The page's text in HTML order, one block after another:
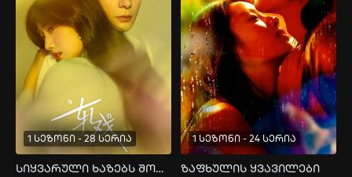
1 სეზონი - 28 სერია
სიყვარული ხაზებს შორის
1 სეზონი - 24 სერია
ზაფხულის ყვავილები